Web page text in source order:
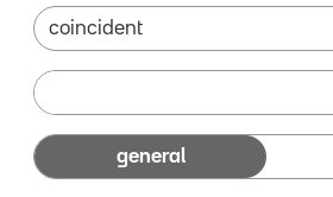
general